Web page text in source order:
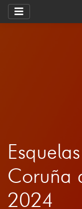
Coruña
2024